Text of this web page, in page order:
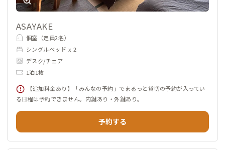
ASAYAKE
個室（定員2名）
シングルベッド x 2
デスク/チェア
1泊1枚
【追加料金あり】「みんなの予約」でまるっと貸切の予約が入ってい
る日程は予約できません。内鍵あり・外鍵あり。
予約する